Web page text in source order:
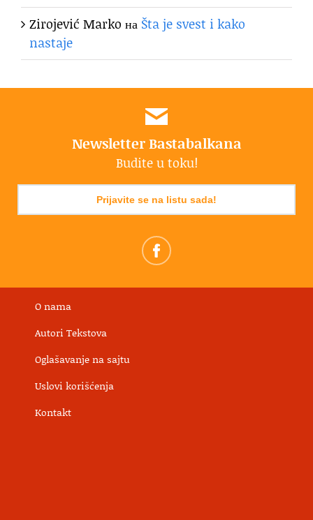
Zirojević Marko на Šta je svest i kako
nastaje
Newsletter Bastabalkana
Budite u toku!
Prijavite se na listu sada!
O nama
Autori Tekstova
Oglašavanje na sajtu
Uslovi korišćenja
Kontakt